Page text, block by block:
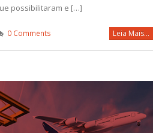
possibilitaram e […]
0 Comments Leia Mais...